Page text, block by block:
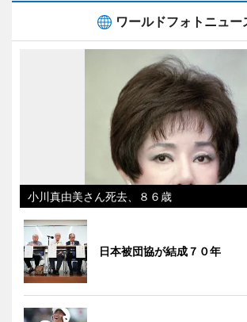
ワールドフォトニュー
小川真由美さん死去、８６歳
日本被団協が結成７０年